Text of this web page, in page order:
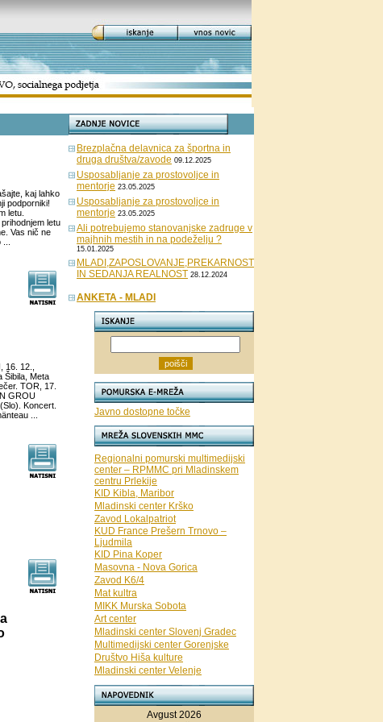
kaj lahko
podporniki!
letu.
letu
Vas nič ne
12.,
Šibila, Meta
TOR, 17.
GROU
Koncert.
...
Brezplačna delavnica za športna in
druga društva/zavode 09.12.2025
Usposabljanje za prostovoljce in
mentorje 23.05.2025
Usposabljanje za prostovoljce in
mentorje 23.05.2025
Ali potrebujemo stanovanjske zadruge v
majhnih mestih in na podeželju ?
15.01.2025
MLADI,ZAPOSLOVANJE,PREKARNOST
IN SEDANJA REALNOST 28.12.2024
ANKETA - MLADI
Javno dostopne točke
Regionalni pomurski multimedijski
center – RPMMC pri Mladinskem
centru Prlekije
KID Kibla, Maribor
Mladinski center Krško
Zavod Lokalpatriot
KUD France Prešern Trnovo –
Ljudmila
KID Pina Koper
Masovna - Nova Gorica
Zavod K6/4
Mat kultra
MIKK Murska Sobota
Art center
Mladinski center Slovenj Gradec
Multimedijski center Gorenjske
Društvo Hiša kulture
Mladinski center Velenje
Avgust 2026